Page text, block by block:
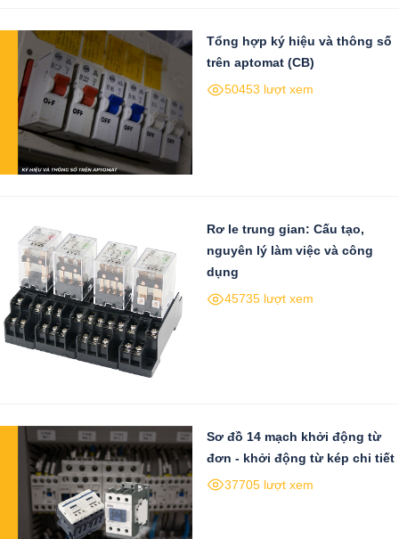
Tổng hợp ký hiệu và thông số
trên aptomat (CB)
50453 lượt xem
Rơ le trung gian: Cấu tạo,
nguyên lý làm việc và công
dụng
45735 lượt xem
Sơ đồ 14 mạch khởi động từ
đơn - khởi động từ kép chi tiết
37705 lượt xem